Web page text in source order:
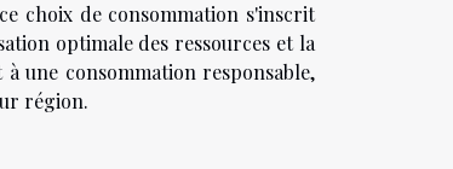
choix de consommation s'inscrit
optimale des ressources et la
une consommation responsable,
région.